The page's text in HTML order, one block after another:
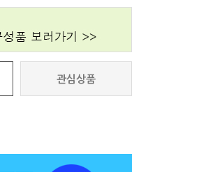
관심상품